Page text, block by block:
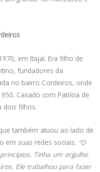
em Itajaí. Era filho de
fundadores da
no bairro Cordeiros, onde
Casado com Patrícia de
dois filhos.
também atuou ao lado de
em suas redes sociais. “O
Tinha um orgulho
Ele trabalhou para fazer